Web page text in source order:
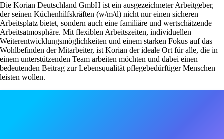
Die Korian Deutschland GmbH ist ein ausgezeichneter Arbeitgeber,
der seinen Küchenhilfskräften (w/m/d) nicht nur einen sicheren
Arbeitsplatz bietet, sondern auch eine familiäre und wertschätzende
Arbeitsatmosphäre. Mit flexiblen Arbeitszeiten, individuellen
Weiterentwicklungsmöglichkeiten und einem starken Fokus auf das
Wohlbefinden der Mitarbeiter, ist Korian der ideale Ort für alle, die in
einem unterstützenden Team arbeiten möchten und dabei einen
bedeutenden Beitrag zur Lebensqualität pflegebedürftiger Menschen
leisten wollen.